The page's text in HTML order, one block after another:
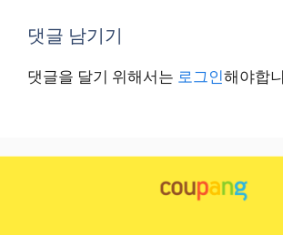
댓글 남기기
댓글을 달기 위해서는 로그인해야합